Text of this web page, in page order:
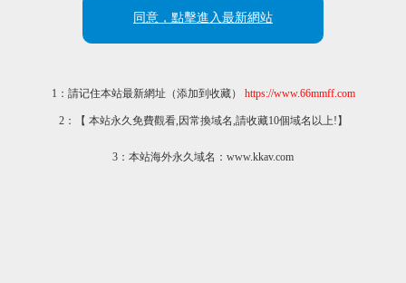
同意，點擊進入最新網站
1：請记住本站最新網址（添加到收藏） https://www.66mmff.com
2：【 本站永久免費觀看,因常換域名,請收藏10個域名以上!】
3：本站海外永久域名：www.kkav.com